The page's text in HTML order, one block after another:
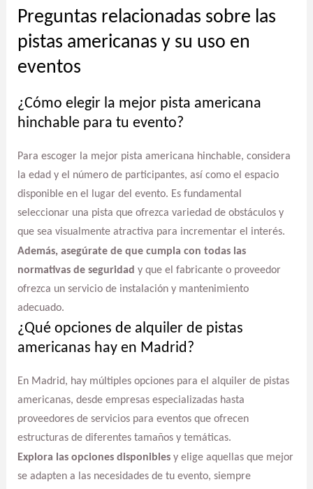
Preguntas relacionadas sobre las
pistas americanas y su uso en
eventos
¿Cómo elegir la mejor pista americana
hinchable para tu evento?
Para escoger la mejor pista americana hinchable, considera
la edad y el número de participantes, así como el espacio
disponible en el lugar del evento. Es fundamental
seleccionar una pista que ofrezca variedad de obstáculos y
que sea visualmente atractiva para incrementar el interés.
Además, asegúrate de que cumpla con todas las
normativas de seguridad y que el fabricante o proveedor
ofrezca un servicio de instalación y mantenimiento
adecuado.
¿Qué opciones de alquiler de pistas
americanas hay en Madrid?
En Madrid, hay múltiples opciones para el alquiler de pistas
americanas, desde empresas especializadas hasta
proveedores de servicios para eventos que ofrecen
estructuras de diferentes tamaños y temáticas.
Explora las opciones disponiblesy elige aquellas que mejor
se adapten a las necesidades de tu evento, siempre